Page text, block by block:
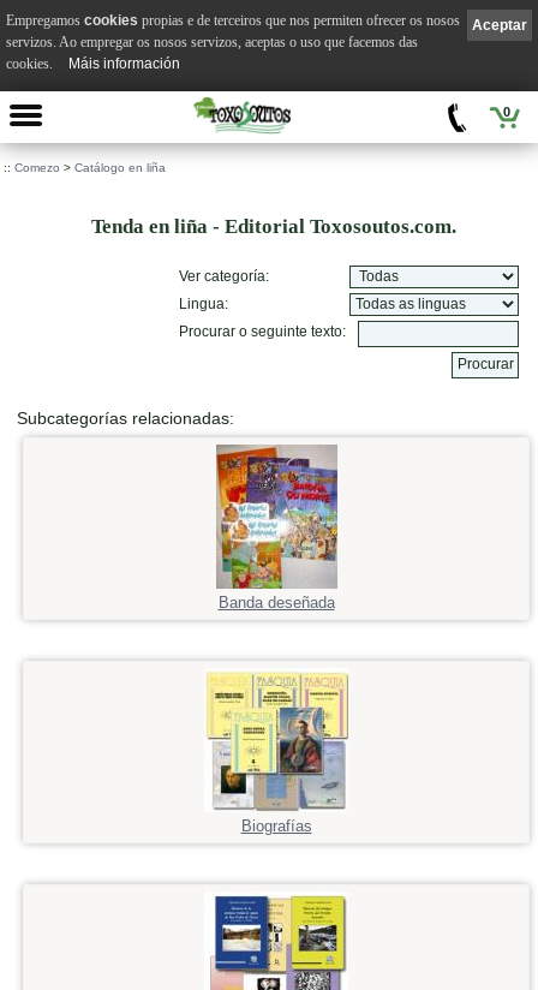
0
:: Comezo > Catálogo en liña
Tenda en liña - Editorial Toxosoutos.com.
Ver categoría:
Lingua:
Procurar o seguinte texto:
Subcategorías relacionadas:
Banda deseñada
Biografías
Aceptar
Empregamos cookies propias e de terceiros que nos permiten ofrecer os nosos
servizos. Ao empregar os nosos servizos, aceptas o uso que facemos das
cookies.
Máis información